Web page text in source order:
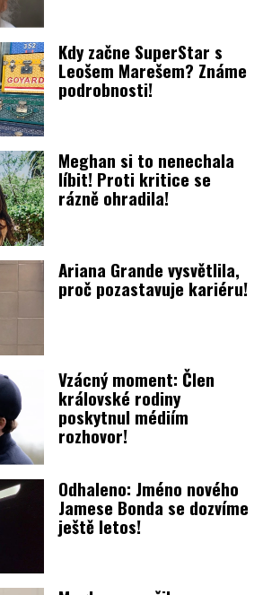
Kdy začne SuperStar s
Leošem Marešem? Známe
podrobnosti!
Meghan si to nenechala
líbit! Proti kritice se
rázně ohradila!
Ariana Grande vysvětlila,
proč pozastavuje kariéru!
Vzácný moment: Člen
královské rodiny
poskytnul médiím
rozhovor!
Odhaleno: Jméno nového
Jamese Bonda se dozvíme
ještě letos!